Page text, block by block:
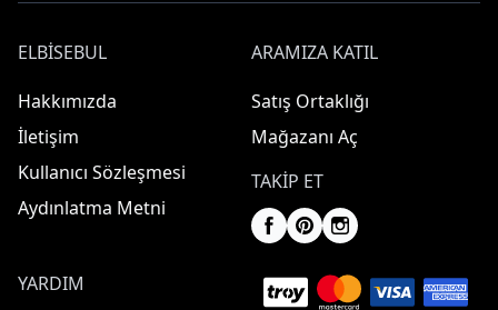
ELBISEBUL
Hakkımızda
İletişim
Kullanıcı Sözleşmesi
Aydınlatma Metni
ARAMIZA KATIL
Satış Ortaklığı
Mağazanı Aç
TAKIP ET
YARDIM